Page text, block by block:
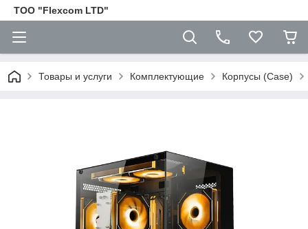
ТОО "Flexcom LTD"
Товары и услуги Комплектующие Корпусы (Case)